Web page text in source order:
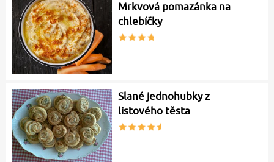
Mrkvová pomazánka na
chlebíčky
Slané jednohubky z
listového těsta